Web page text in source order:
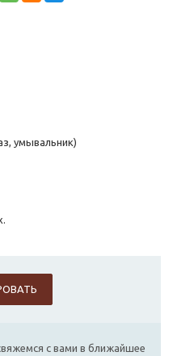
умывальник)
с вами в ближайшее